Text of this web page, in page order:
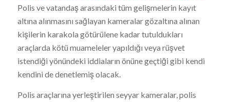
Polis ve vatandaş arasındaki tüm gelişmelerin kayıt
altına alınmasını sağlayan kameralar gözaltına alınan
kişilerin karakola götürülene kadar tutuldukları
araçlarda kötü muameleler yapıldığı veya rüşvet
istendiği yönündeki iddiaların önüne geçtiği gibi kendi
kendini de denetlemiş olacak.
Polis araçlarına yerleştirilen seyyar kameralar, polis